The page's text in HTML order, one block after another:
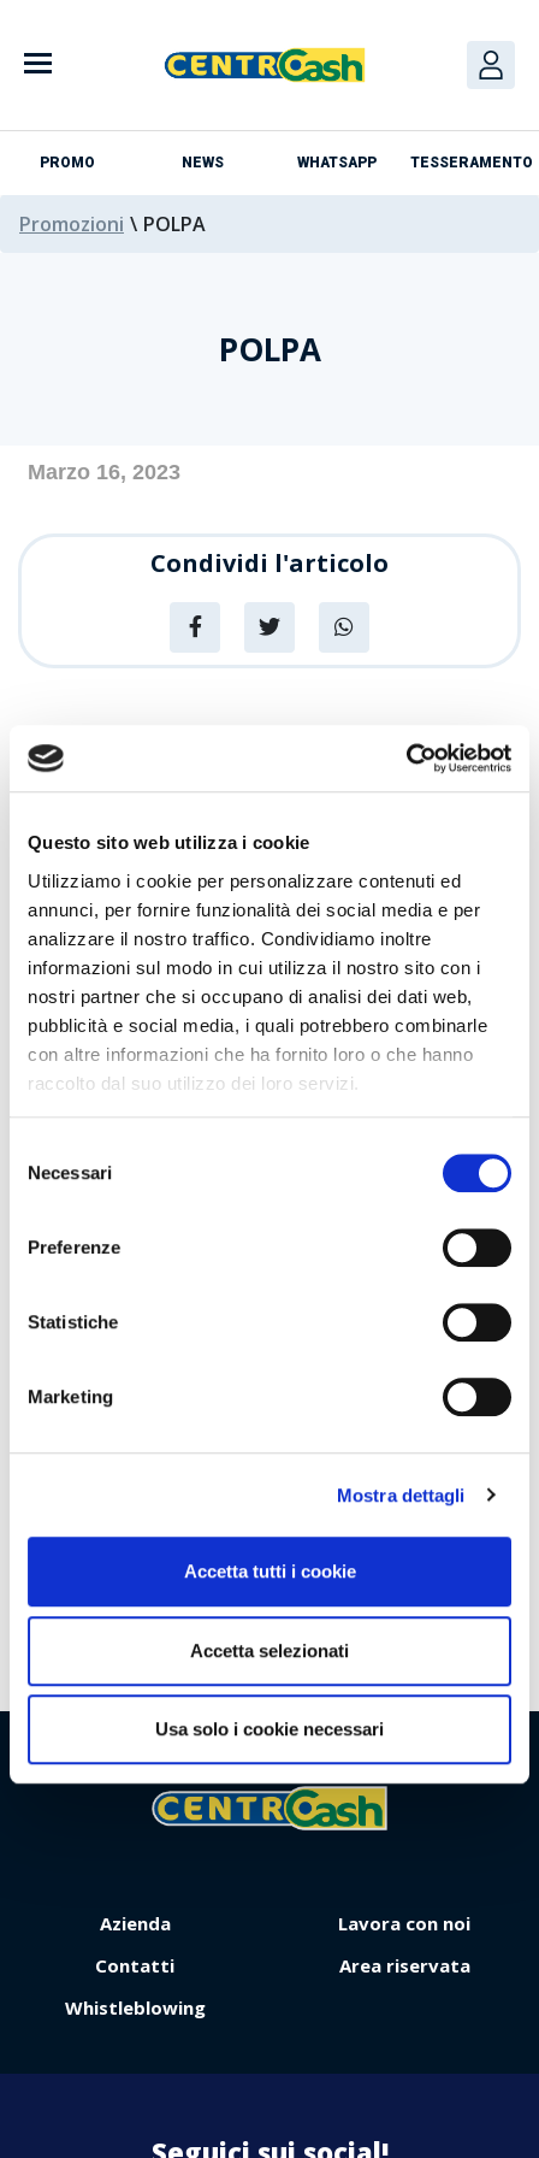
Questo sito web utilizza i cookie
Utilizziamo i cookie per personalizzare contenuti ed
annunci, per fornire funzionalità dei social media e per
analizzare il nostro traffico. Condividiamo inoltre
informazioni sul modo in cui utilizza il nostro sito con i
nostri partner che si occupano di analisi dei dati web,
pubblicità e social media, i quali potrebbero combinarle
con altre informazioni che ha fornito loro o che hanno
raccolto dal suo utilizzo dei loro servizi.
delNecessari
Preferenze
Statistiche
Marketing
Mostra dettagli
Accetta tutti i cookie
Accetta selezionati
Usa solo i cookie necessari
content
PROMO NEWS WHATSAPP TESSERAMENTO
Promozioni \ POLPA
Promozioni
POLPA
Marzo 16, 2023
Condividi l'articolo
Articoli recenti
Sempre più Buoni
Centro Cash Oristano si rinnova: più
spazio, più assortimento, più servizi
Centro Cash celebra 20 anni
Concorso Vinci 20
Colori del Gusto 2024
Azienda
Lavora con noi
Contatti
Area riservata
Whistleblowing